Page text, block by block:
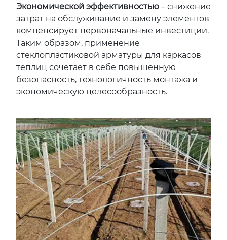
Экономической эффективностью – снижение
затрат на обслуживание и замену элементов
компенсирует первоначальные инвестиции.
Таким образом, применение
стеклопластиковой арматуры для каркасов
теплиц сочетает в себе повышенную
безопасность, технологичность монтажа и
экономическую целесообразность.